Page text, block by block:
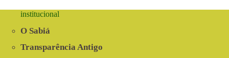
Cantos
Sabiá
institucional
O Sabiá
Transparência Antigo